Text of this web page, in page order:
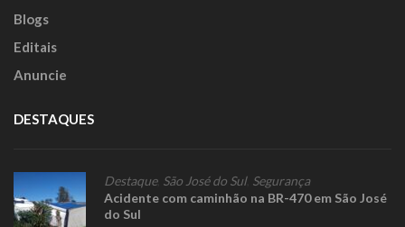
Blogs
Editais
Anuncie
DESTAQUES
Destaque, São José do Sul, Segurança
Acidente com caminhão na BR-470 em São José
do Sul